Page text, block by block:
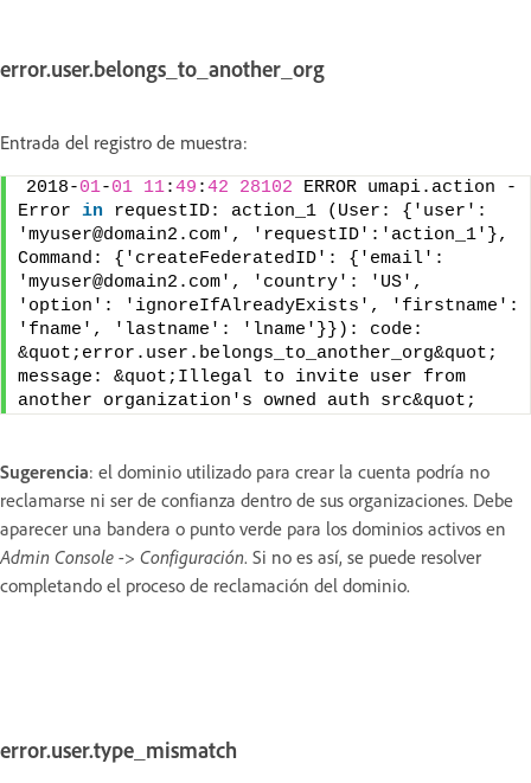
error.user.belongs_to_another_org
Entrada del registro de muestra:
2018-01-01 11:49 :42 28102 ERROR umapi.action -
Error in requestID: action_1 (User: {'user':
'myuser@domain2.com', 'requestID':'action_1'},
Command: {'createFederatedID': {'email':
'myuser@domain2.com', 'country': 'US',
'option': 'ignoreIfAlreadyExists', 'firstname':
'fname', 'lastname': 'lname'}}): code:
&quot;error.user.belongs_to_another_org&quot;
message: &quot;Illegal to invite user from
another organization's owned auth src&quot;
Sugerencia: el dominio utilizado para crear la cuenta podría no
reclamarse ni ser de confianza dentro de sus organizaciones. Debe
aparecer una bandera o punto verde para los dominios activos en
Admin Console -> Configuración. Si no es así, se puede resolver
completando el proceso de reclamación del dominio.
error.user.type_mismatch